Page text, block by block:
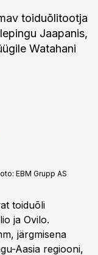
toiduõlitootja
Jaapanis,
Watahani
EBM Grupp AS
toiduõli
ja Ovilo.
järgmisena
Aasia regiooni,